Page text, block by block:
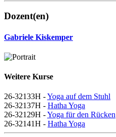
Dozent(en)
Gabriele Kiskemper
Weitere Kurse
26-32133H -Yoga auf dem Stuhl
26-32137H - Hatha Yoga
26-32129H -Yoga für den Rücken
26-32141H - Hatha Yoga